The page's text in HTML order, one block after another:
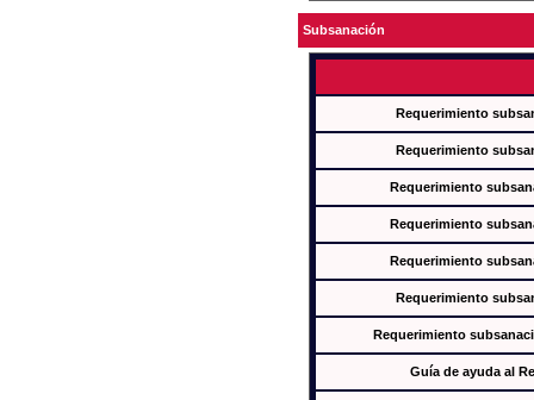
Subsanación
Requerimiento
Requerimiento
Requerimiento
Requerimiento
Requerimiento
Requerimiento
Requerimiento
Guía de ayuda al